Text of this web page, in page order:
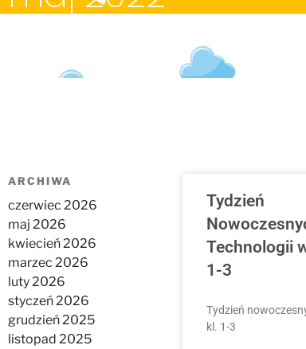
ARCHIWA
czerwiec 2026
maj 2026
kwiecień 2026
marzec 2026
luty 2026
styczeń 2026
grudzień 2025
listopad 2025
Tydzień
Technologii
1-3
Tydzień
kl. 1-3